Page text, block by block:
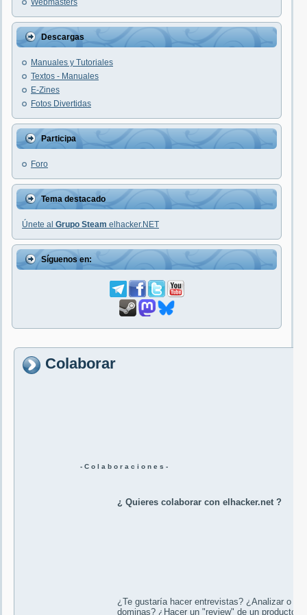
Webmasters
Descargas
Manuales y Tutoriales
Textos - Manuales
E-Zines
Fotos Divertidas
Participa
Foro
Tema destacado
Únete al Grupo Steam elhacker.NET
Síguenos en:
Colaborar
- C o l a b o r a c i o n e s -
¿ Quieres colaborar con elhacker.net ?
¿Te gustaría hacer entrevistas? ¿Analizar o
dominas? ¿Hacer un "review" de un producto